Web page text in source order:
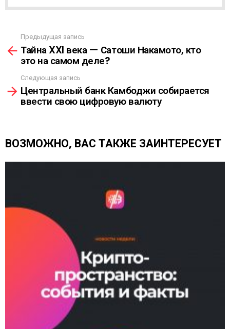
А
С
Ы
Л
К
А
м
е
щ
Предыдущая запись
Тайна XXI века — Сатоши Накамото, кто
это на самом деле?
Следующая запись
Центральный банк Камбоджи собирается
ввести свою цифровую валюту
ВОЗМОЖНО, ВАС ТАКЖЕ ЗАИНТЕРЕСУЕТ